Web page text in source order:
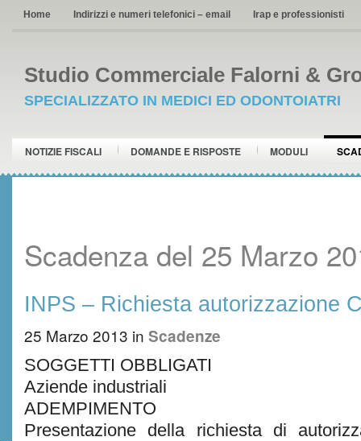
Home Indirizzi e numeri telefonici – email Irap e professionisti
Studio Commerciale Falorni &
SPECIALIZZATO IN MEDICI ED ODONTOIATRI
NOTIZIE FISCALI DOMANDE E RISPOSTE MODULI
Scadenza del 25 Marzo
INPS – Richiesta autorizzazione
25 Marzo 2013 in Scadenze
SOGGETTI OBBLIGATI
Aziende industriali
ADEMPIMENTO
Presentazione della richiesta di